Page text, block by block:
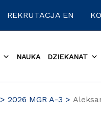
REKRUTACJA EN
NAUKA DZIEKANAT
2026 MGR A-3